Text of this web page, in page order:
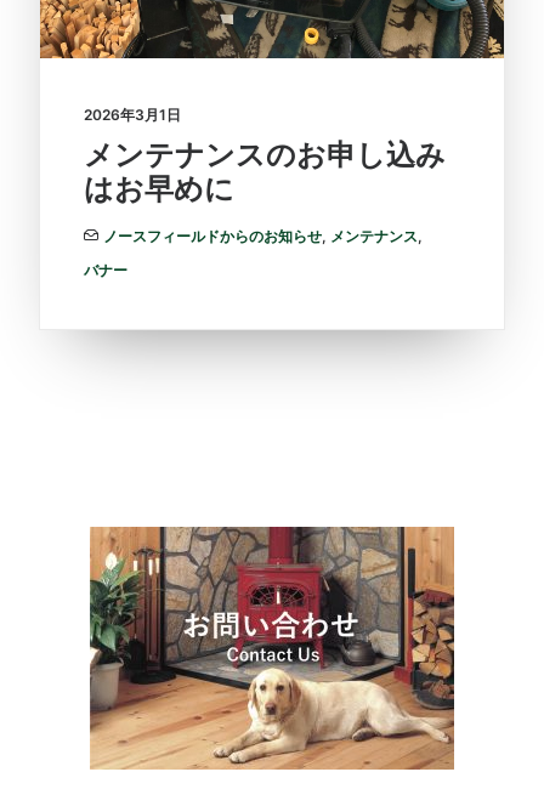
2026年3月1日
メンテナンスのお申し込み
はお早めに
ノースフィールドからのお知らせ, メンテナンス,
バナー